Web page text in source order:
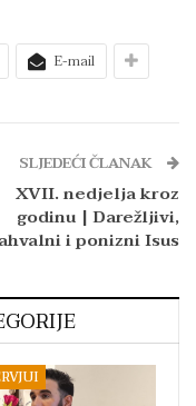
E-mail
SLJEDEĆI ČLANAK
XVII. nedjelja kroz
godinu | Darežljivi,
i ponizni Isus